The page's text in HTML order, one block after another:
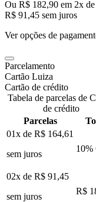
Ou R$ 182,90 em 2x
R$ 91,45 sem juros
Ver opções de
Parcelamento
Cartão Luiza
Cartão de crédito
Tabela de parcelas de
de crédito
Parcelas
01x de R$ 164,61
sem juros
10%
02x de R$ 91,45
sem juros
R$